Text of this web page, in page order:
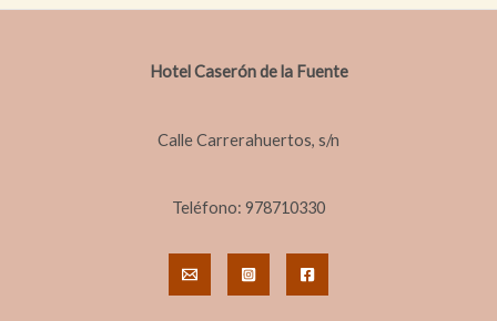
Hotel Caserón de la Fuente
Calle Carrerahuertos, s/n
Teléfono: 978710330